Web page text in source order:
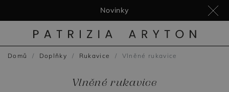
Effortless Mood II
Novinky
Domů Doplňky Rukavice Vlněné rukavice
Vlněné rukavice